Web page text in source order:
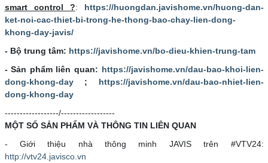
smart control ?: https://huongdan.javishome.vn/huong-dan-
ket-noi-cac-thiet-bi-trong-he-thong-bao-chay-lien-dong-
khong-day-javis/
- Bộ trung tâm: https://javishome.vn/bo-dieu-khien-trung-tam
- Sản phẩm liên quan: https://javishome.vn/dau-bao-khoi-lien-
dong-khong-day; https://javishome.vn/dau-bao-nhiet-lien-
dong-khong-day
------------------/------------------
MỘT SỐ SẢN PHẨM VÀ THÔNG TIN LIÊN QUAN
- Giới thiệu nhà thông minh JAVIS trên #VTV24:
http://vtv24.javisco.vn